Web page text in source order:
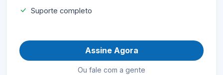
Suporte completo
Assine Agora
Ou fale com a gente